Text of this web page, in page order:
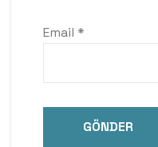
Email *